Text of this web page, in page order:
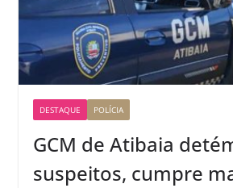
DESTAQUE POLÍCIA
GCM de Atibaia
suspeitos, cumpre